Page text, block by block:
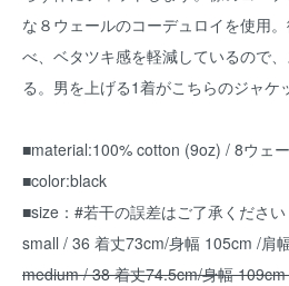
な８ウェールのコーデュロイを使用
べ、ベタツキ感を軽減しているので
る。男を上げる1着がこちらのジャケ
■material:100% cotton (9oz) / 8ウェ
■color:black
■size：#若干の誤差はご了承ください
small / 36 着丈73cm/身幅 105cm /肩
medium / 38 着丈74.5cm/身幅